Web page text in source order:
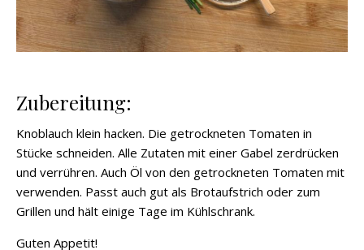
Zubereitung:
Knoblauch klein hacken. Die getrockneten Tomaten in
Stücke schneiden. Alle Zutaten mit einer Gabel zerdrücken
und verrühren. Auch Öl von den getrockneten Tomaten mit
verwenden. Passt auch gut als Brotaufstrich oder zum
Grillen und hält einige Tage im Kühlschrank.
Guten Appetit!